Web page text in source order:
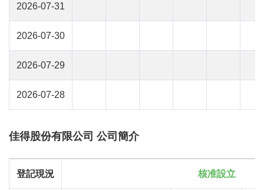
2026-07-31
2026-07-30
2026-07-29
2026-07-28
佳得股份有限公司 公司簡介
登記現況 核准設立